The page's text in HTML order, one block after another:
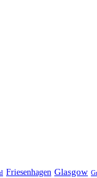
Friesenhagen Glasgow